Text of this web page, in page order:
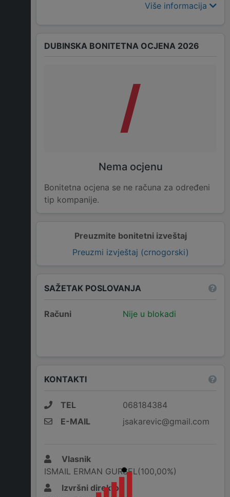
Više informacija
Preuzmite bonitetni izveštaj
Preuzmi izvještaj (crnogorski)
DUBINSKA BONITETNA OCJENA 2026
/
Nema ocjenu
Bonitetna ocjena se ne računa za određeni
tip kompanije.
SAŽETAK POSLOVANJA
Računi Nije u blokadi
KONTAKTI
TEL
068184384
E-MAIL
jsakarevic@gmail.com
Vlasnik
ISMAIL ERMAN GURSEL(100,00%)
Izvršni direktor